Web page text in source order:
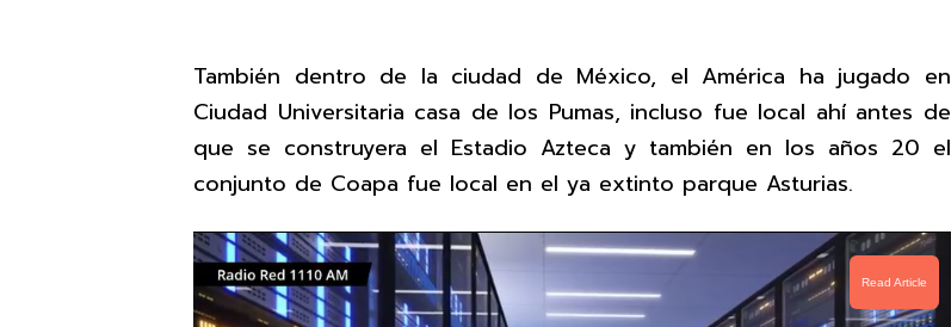
También dentro de la ciudad de México, el América ha jugado en
Ciudad Universitaria casa de los Pumas, incluso fue local ahí antes de
que se construyera el Estadio Azteca y también en los años 20 el
conjunto de Coapa fue local en el ya extinto parque Asturias.
Read Article